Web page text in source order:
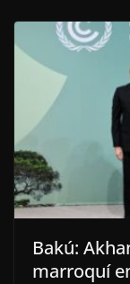
Bakú:
marroquí